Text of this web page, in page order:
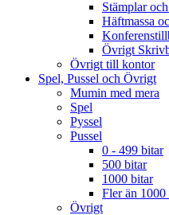
Stämplar
Häftmassa
Övrigt
Övrigt till kontor
Spel, Pussel och Övrigt
Mumin med mera
Spel
Pyssel
Pussel
0 - 499 bitar
500 bitar
1000 bitar
Fler än 1000
Övrigt